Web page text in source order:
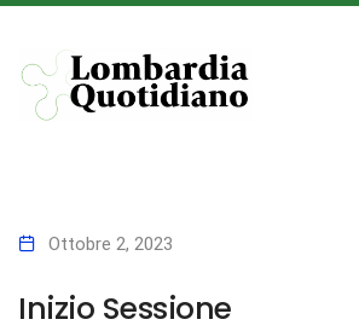
Ottobre 2, 2023
Inizio Sessione